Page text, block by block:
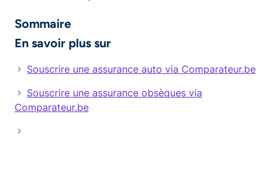
Sommaire
En savoir plus sur
Souscrire une assurance auto via Comparateur.be
Souscrire une assurance obsèques via
Comparateur.be